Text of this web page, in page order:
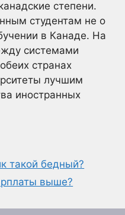
степени.
студентам не о
в Канаде. На
системами
странах
лучшим
иностранных
такой бедный?
выше?